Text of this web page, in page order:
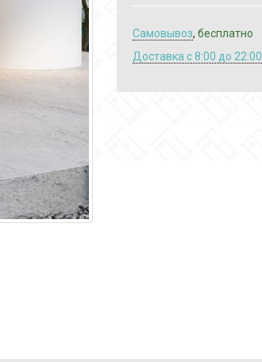
Самовывоз, бесплатно
Доставка c 8:00 до 22:00